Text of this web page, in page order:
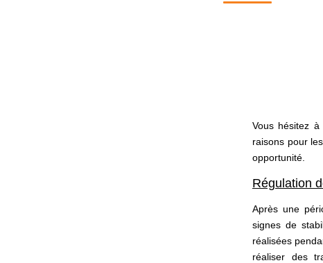
Vous hésitez
raisons pour
opportunité.
Régulation
Après une
signes de
réalisées
réaliser des